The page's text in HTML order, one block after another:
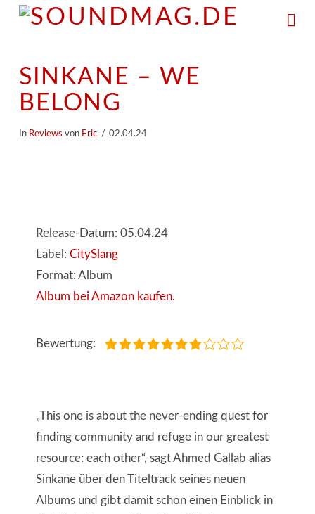
SINKANE – WE
BELONG
In Reviews von Eric 02.04.24
Release-Datum: 05.04.24
Label: CitySlang
Format: Album
Album bei Amazon kaufen.
Bewertung:
„This one is about the never-ending quest for
finding community and refuge in our greatest
resource: each other“, sagt Ahmed Gallab alias
Sinkane über den Titeltrack seines neuen
Albums und gibt damit schon einen Einblick in